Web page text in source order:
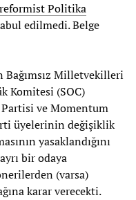
reformist Politika
edilmedi. Belge
Bağımsız Milletvekilleri
Komitesi (SOC)
Partisi ve Momentum
üyelerinin değişiklik
yasaklandığını
bir odaya
(varsa)
karar verecekti.